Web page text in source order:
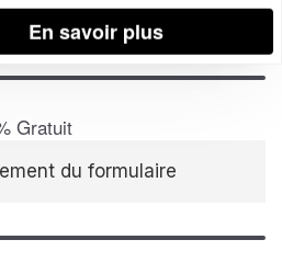
Gratuit
du formulaire
En savoir plus